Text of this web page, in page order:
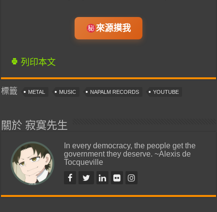
來源摸我
列印本文
標籤 METAL MUSIC NAPALM RECORDS YOUTUBE
關於 寂寞先生
In every democracy, the people get the
government they deserve. ~Alexis de
Tocqueville